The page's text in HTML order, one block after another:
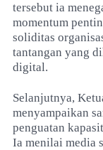
tersebut ia
momentum
soliditas
tantangan yang
digital.
Selanjutnya,
menyampaikan
penguatan
Ia menilai media